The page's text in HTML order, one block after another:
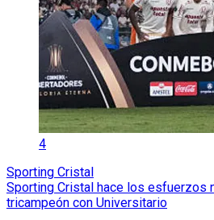
4
Sporting Cristal
Sporting Cristal hace los esfuerzos
tricampeón con Universitario